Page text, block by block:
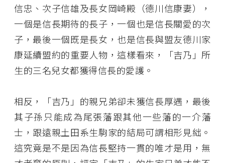
信忠、次子信雄及長女岡崎殿（德川信康妻），
一個是信長期待的長子，一個也是信長關愛的次
子，最後一個既是長女，也是信長與盟友德川家
康延續盟約的重要人物，這樣看來，「吉乃」所
生的三名兒女都獲得信長的愛護。
相反，「吉乃」的親兄弟卻未獲信長厚遇，最後
其子孫只能成為尾張藩跟其他一些藩的一介藩
士，跟遠親土田系生駒家的結局可謂相形見絀。
這究竟是不是因為信長堅持一貫的唯才是用，無